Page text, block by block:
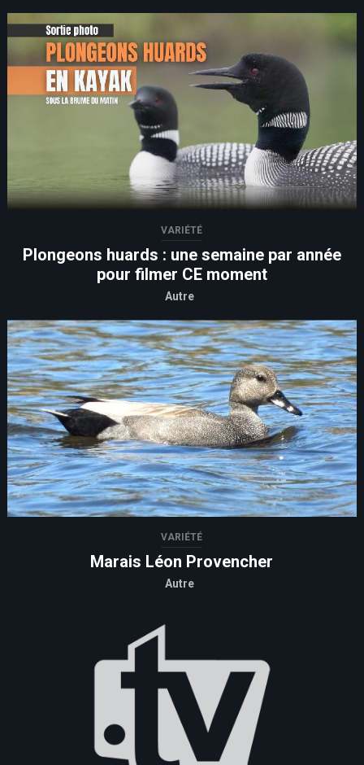
VARIÉTÉ
Plongeons huards : une semaine par année
pour filmer CE moment
Autre
VARIÉTÉ
Marais Léon Provencher
Autre